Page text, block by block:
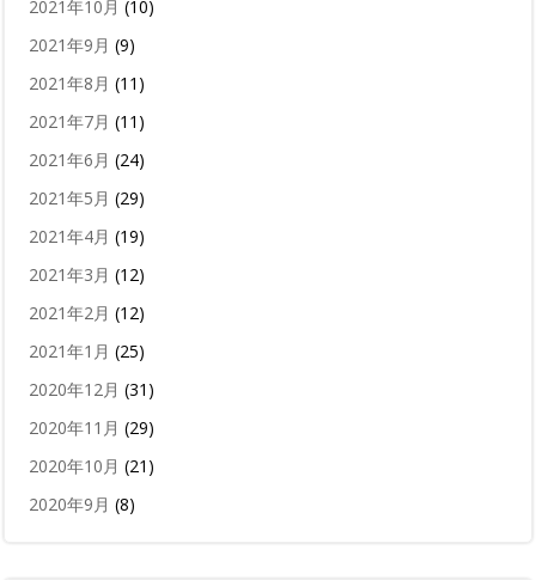
2021年10月 (10)
2021年9月 (9)
2021年8月 (11)
2021年7月 (11)
2021年6月 (24)
2021年5月 (29)
2021年4月 (19)
2021年3月 (12)
2021年2月 (12)
2021年1月 (25)
2020年12月 (31)
2020年11月 (29)
2020年10月 (21)
2020年9月 (8)